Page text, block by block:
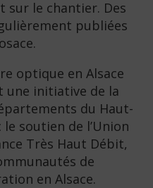
sur le chantier. Des
publiées
optique en Alsace
une initiative de la
du Haut-
le soutien de l’Union
Très Haut Débit,
de
en Alsace.